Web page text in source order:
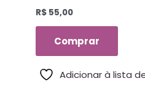
R$ 55,00
Comprar
Adicionar à lista